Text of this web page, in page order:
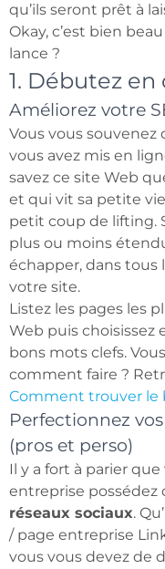
qu’ils seront prêt à
Okay, c’est bien
lance ?
1. Débutez
Améliorez votre
Vous vous
vous avez mis en
savez ce site Web
et qui vit sa petite
petit coup de lifting.
plus ou moins
échapper, dans tous
votre site.
Listez les pages les
Web puis
bons mots clefs.
comment faire ?
Comment trouver le
Perfectionnez
(pros et perso)
Il y a fort à parier
entreprise possédez
réseaux sociaux.
/ page entreprise
vous vous devez de